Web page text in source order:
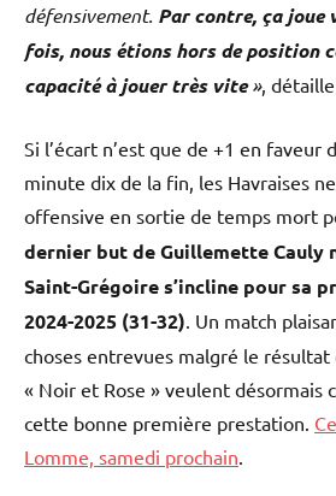
défensivement. Par contre, ça joue
fois, nous étions hors de position
capacité à jouer très vite»,
Si l’écart n’est que de +1 en faveur
minute dix de la fin, les Havraises
offensive en sortie de temps mort
dernier but de Guillemette Cauly
Saint-Grégoire s’incline pour sa
2024-2025 (31-32). Un match
choses entrevues malgré le résultat
« Noir et Rose » veulent désormais
cette bonne première prestation.
Lomme, samedi prochain.